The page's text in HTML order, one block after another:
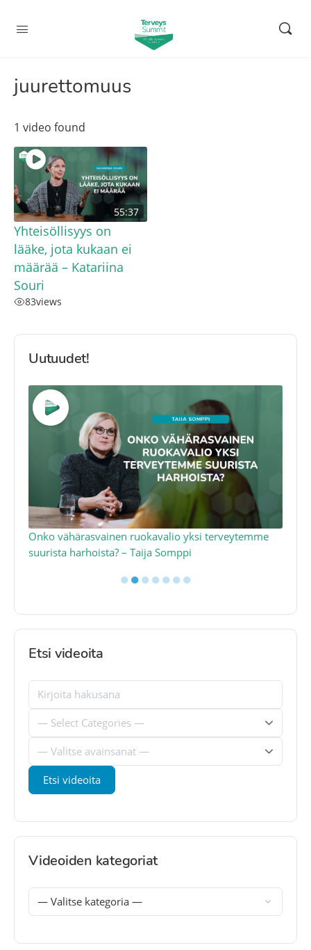
juurettomuus
1 video found
55:37
Yhteisöllisyys on
lääke, jota kukaan ei
määrää – Katariina
Souri
83views
Uutuudet!
Onko vähärasvainen ruokavalio yksi terveytemme
suurista harhoista? – Taija Somppi
●●●●●●●
Etsi videoita
Videoiden kategoriat